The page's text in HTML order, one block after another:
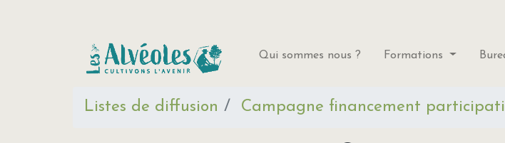
Qui sommes nous ? Formations
Listes de diffusion Campagne financement